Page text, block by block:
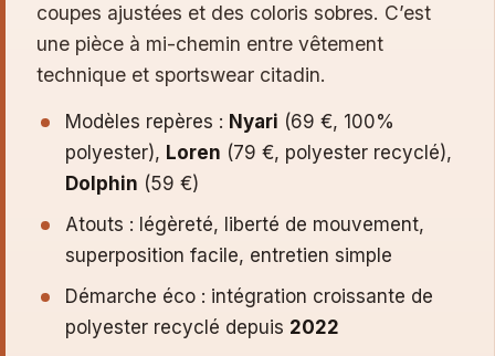
coupes ajustées et des coloris sobres. C’est
une pièce à mi-chemin entre vêtement
technique et sportswear citadin.
Modèles repères : Nyari (69 €, 100%
polyester), Loren (79 €, polyester recyclé),
Dolphin (59 €)
Atouts : légèreté, liberté de mouvement,
superposition facile, entretien simple
Démarche éco : intégration croissante de
polyester recyclé depuis 2022